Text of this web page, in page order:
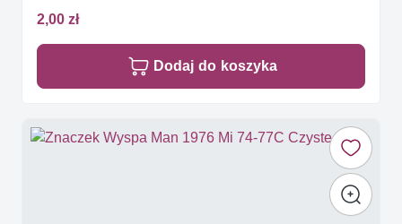
2,00 zł
Dodaj do koszyka